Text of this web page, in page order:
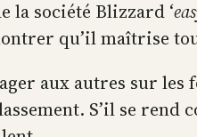
la société Blizzard ‘
qu’il maîtrise
aux autres sur
S’il se